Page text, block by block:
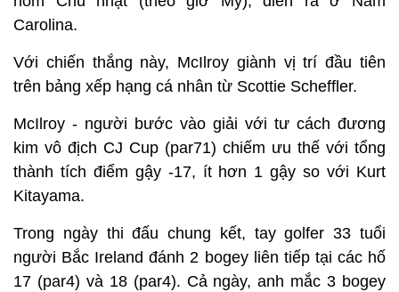
Carolina.
Với chiến thắng này, McIlroy giành vị trí đầu tiên
trên bảng xếp hạng cá nhân từ Scottie Scheffler.
McIlroy - người bước vào giải với tư cách đương
kim vô địch CJ Cup (par71) chiếm ưu thế với tổng
thành tích điểm gậy -17, ít hơn 1 gậy so với Kurt
Kitayama.
Trong ngày thi đấu chung kết, tay golfer 33 tuổi
người Bắc Ireland đánh 2 bogey liên tiếp tại các hố
17 (par4) và 18 (par4). Cả ngày, anh mắc 3 bogey